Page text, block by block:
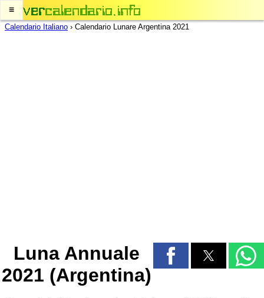
≡
Calendario Italiano › Calendario Lunare Argentina 2021
Luna Annuale
2021 (Argentina)